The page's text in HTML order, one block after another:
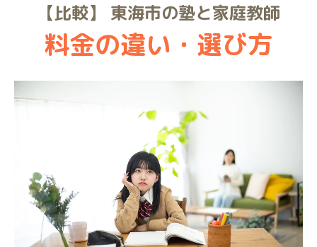
【比較】 東海市の塾と家庭教師
料金の違い・選び方